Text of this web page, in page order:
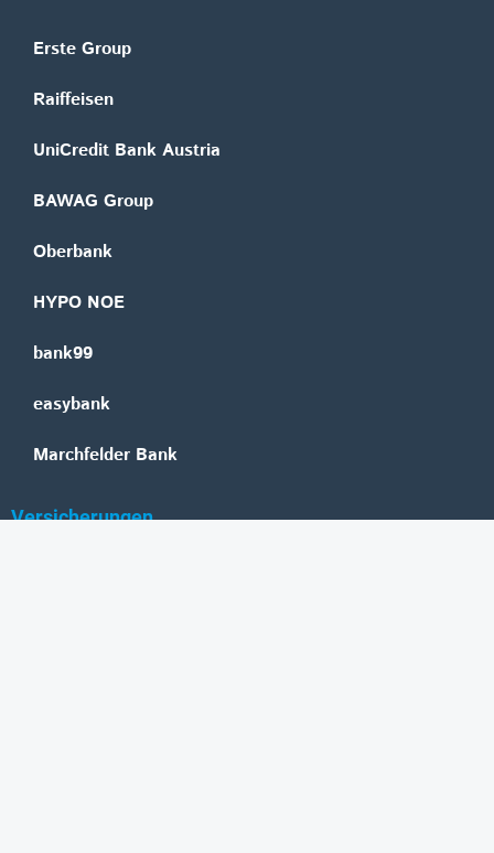
Erste Group
Raiffeisen
UniCredit Bank Austria
BAWAG Group
Oberbank
HYPO NOE
bank99
easybank
Marchfelder Bank
Versicherungen